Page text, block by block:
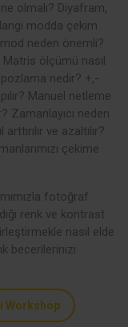
olmalı? Diyafram,
modda çekim
neden önemli?
Matris ölçümü nasıl
pozlama nedir? +,-
Manuel netleme
Zamanlayıcı neden
ve azaltılır?
çekime
fotoğraf
renk ve kontrast
nasıl elde
becerilerinizi
Workshop